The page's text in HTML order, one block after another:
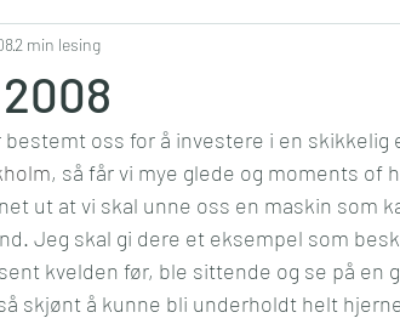
Boligdrøm
Kommunikasjon Interiør Jobb
Kultur Media Reise
2 min lesing
bestemt oss for å investere i en
, så får vi mye glede og moments of
ut at vi skal unne oss en maskin som
Jeg skal gi dere et eksempel som
kvelden før, ble sittende og se på en
skjønt å kunne bli underholdt helt